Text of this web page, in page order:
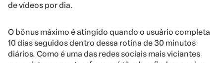
de vídeos por dia.
O bônus máximo é atingido quando o usuário completa
10 dias seguidos dentro dessa rotina de 30 minutos
diários. Como é uma das redes sociais mais viciantes